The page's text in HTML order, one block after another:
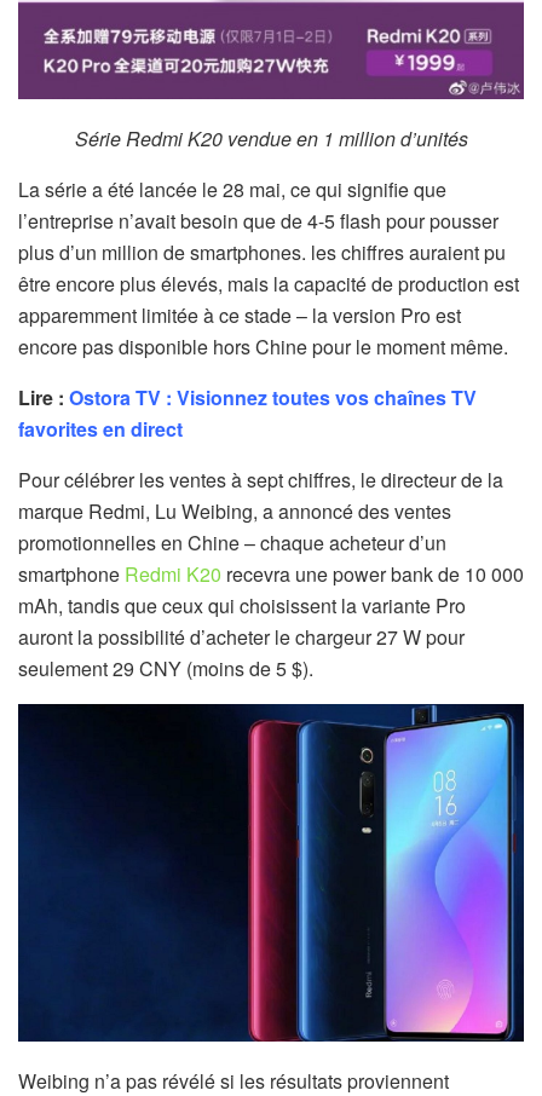
Série Redmi K20 vendue en 1 million d’unités
La série a été lancée le 28 mai, ce qui signifie que
l’entreprise n’avait besoin que de 4-5 flash pour pousser
plus d’un million de smartphones. les chiffres auraient pu
être encore plus élevés, mais la capacité de production est
apparemment limitée à ce stade – la version Pro est
encore pas disponible hors Chine pour le moment même.
Lire : Ostora TV : Visionnez toutes vos chaînes TV
favorites en direct
Pour célébrer les ventes à sept chiffres, le directeur de la
marque Redmi, Lu Weibing, a annoncé des ventes
promotionnelles en Chine – chaque acheteur d’un
smartphone Redmi K20 recevra une power bank de 10 000
mAh, tandis que ceux qui choisissent la variante Pro
auront la possibilité d’acheter le chargeur 27 W pour
seulement 29 CNY (moins de 5 $).
Weibing n’a pas révélé si les résultats proviennent